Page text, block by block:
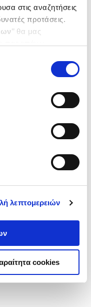
στις αναζητήσεις
προτάσεις.
’’ θα μας
τα παρακάτω με την
σχετικά με
λεπτομερειών
cookies